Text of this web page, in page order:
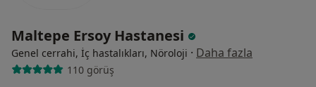
Maltepe Ersoy Hastanesi
Genel cerrahi, İç hastalıkları, Nöroloji · Daha fazla
110 görüş